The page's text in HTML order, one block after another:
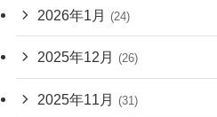
2026年1月 (24)
2025年12月 (26)
2025年11月 (31)